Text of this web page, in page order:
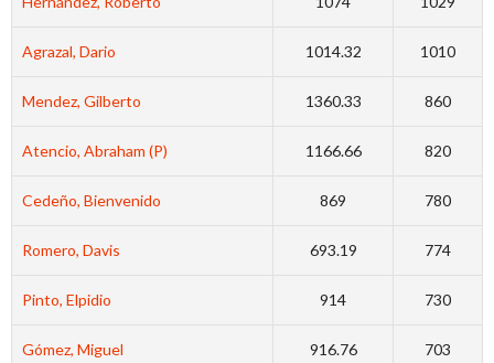
Agrazal, Dario 1014.32 1010
Mendez, Gilberto 1360.33 860
Atencio, Abraham (P) 1166.66 820
Cedeño, Bienvenido 869 780
Romero, Davis 693.19 774
Pinto, Elpidio 914 730
Gómez, Miguel 916.76 703